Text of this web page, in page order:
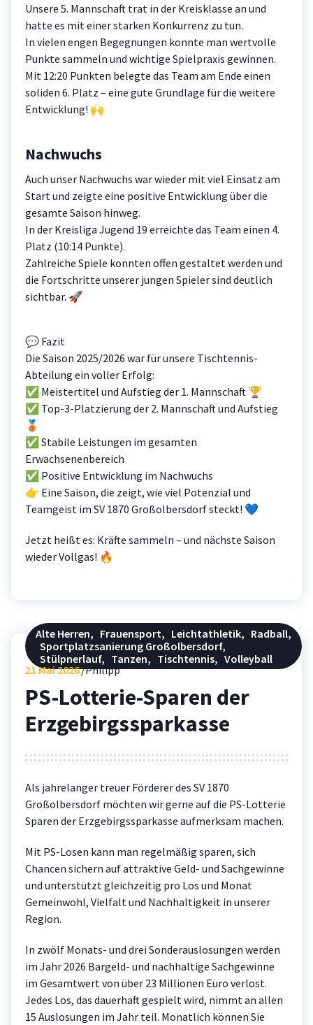
Unsere 5. Mannschaft trat in der Kreisklasse an und
hatte es mit einer starken Konkurrenz zu tun.
In vielen engen Begegnungen konnte man wertvolle
Punkte sammeln und wichtige Spielpraxis gewinnen.
Mit 12:20 Punkten belegte das Team am Ende einen
soliden 6. Platz – eine gute Grundlage für die weitere
Entwicklung! 🙌
Nachwuchs
Auch unser Nachwuchs war wieder mit viel Einsatz am
Start und zeigte eine positive Entwicklung über die
gesamte Saison hinweg.
In der Kreisliga Jugend 19 erreichte das Team einen 4.
Platz (10:14 Punkte).
Zahlreiche Spiele konnten offen gestaltet werden und
die Fortschritte unserer jungen Spieler sind deutlich
sichtbar. 🚀
💬 Fazit
Die Saison 2025/2026 war für unsere Tischtennis-
Abteilung ein voller Erfolg:
✅ Meistertitel und Aufstieg der 1. Mannschaft 🏆
✅ Top-3-Platzierung der 2. Mannschaft und Aufstieg
🥉
✅ Stabile Leistungen im gesamten
Erwachsenenbereich
✅ Positive Entwicklung im Nachwuchs
👉 Eine Saison, die zeigt, wie viel Potenzial und
Teamgeist im SV 1870 Großolbersdorf steckt! 💙
Jetzt heißt es: Kräfte sammeln – und nächste Saison
wieder Vollgas! 🔥
Alte Herren, Frauensport, Leichtathletik, Radball,
Sportplatzsanierung Großolbersdorf,
Stülpnerlauf, Tanzen, Tischtennis, Volleyball
21Mai 2026 Philipp
PS-Lotterie-Sparen der
Erzgebirgssparkasse
Als jahrelanger treuer Förderer des SV 1870
Großolbersdorf möchten wir gerne auf die PS-Lotterie
Sparen der Erzgebirgssparkasse aufmerksam machen.
Mit PS-Losen kann man regelmäßig sparen, sich
Chancen sichern auf attraktive Geld- und Sach­gewinne
und unterstützt gleichzeitig pro Los und Monat
Gemein­wohl, Vielfalt und Nachhaltig­keit in unserer
Region.
In zwölf Monats- und drei Sonder­auslosungen werden
im Jahr 2026 Bargeld- und nachhaltige Sach­gewinne
im Gesamt­wert von über 23 Millionen Euro verlost.
Jedes Los, das dauerhaft gespielt wird, nimmt an allen
15 Auslosungen im Jahr teil. Monatlich können Sie